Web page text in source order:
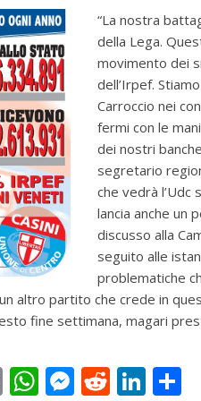
“La nostra
della Lega.
movimento dei
dell’Irpef.
Carroccio nei
fermi con le
dei nostri
segretario
che vedrà l’Udc
lancia anche un
discusso alla
seguito alle
problematiche
altro partito che crede in
fine settimana, magari
E W M R Li